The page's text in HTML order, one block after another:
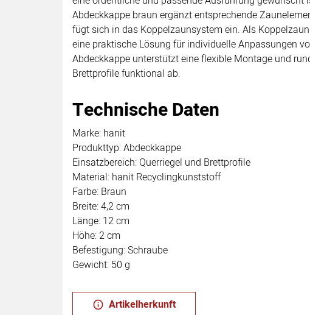
Abdeckkappe braun ergänzt entsprechende
fügt sich in das Koppelzaunsystem ein. Als
eine praktische Lösung für individuelle Anpassungen
Abdeckkappe unterstützt eine flexible Montage und
Brettprofile funktional ab.
Technische Daten
Marke: hanit
Produkttyp: Abdeckkappe
Einsatzbereich: Querriegel und Brettprofile
Material: hanit Recyclingkunststoff
Farbe: Braun
Breite: 4,2 cm
Länge: 12 cm
Höhe: 2 cm
Befestigung: Schraube
Gewicht: 50 g
Artikelherkunft